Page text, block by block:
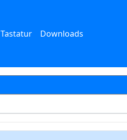
Tastatur Downloads